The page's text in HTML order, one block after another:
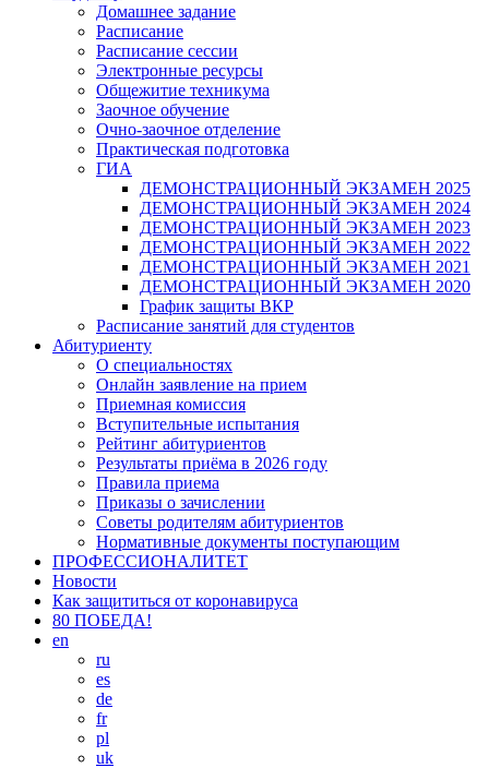
Домашнее задание
Расписание
Расписание сессии
Электронные ресурсы
Общежитие техникума
Заочное обучение
Очно-заочное отделение
Практическая подготовка
ГИА
ДЕМОНСТРАЦИОННЫЙ ЭКЗАМЕН 2025
ДЕМОНСТРАЦИОННЫЙ ЭКЗАМЕН 2024
ДЕМОНСТРАЦИОННЫЙ ЭКЗАМЕН 2023
ДЕМОНСТРАЦИОННЫЙ ЭКЗАМЕН 2022
ДЕМОНСТРАЦИОННЫЙ ЭКЗАМЕН 2021
ДЕМОНСТРАЦИОННЫЙ ЭКЗАМЕН 2020
График защиты ВКР
Расписание занятий для студентов
Абитуриенту
О специальностях
Онлайн заявление на прием
Приемная комиссия
Вступительные испытания
Рейтинг абитуриентов
Результаты приёма в 2026 году
Правила приема
Приказы о зачислении
Советы родителям абитуриентов
Нормативные документы поступающим
ПРОФЕССИОНАЛИТЕТ
Новости
Как защититься от коронавируса
80 ПОБЕДА!
en
ru
es
de
fr
pl
uk